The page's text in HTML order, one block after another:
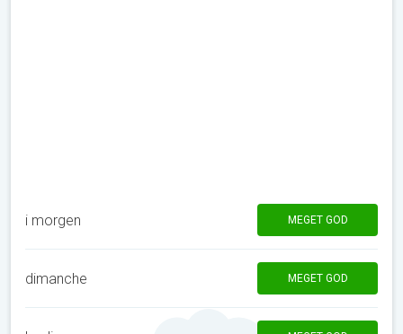
i morgen MEGET GOD
dimanche MEGET GOD